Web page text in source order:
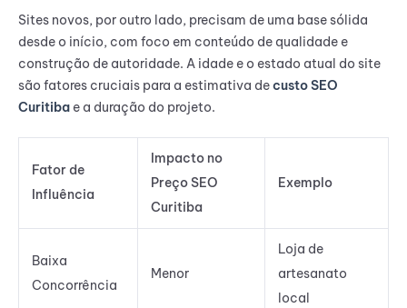
Sites novos, por outro lado, precisam de uma base sólida
desde o início, com foco em conteúdo de qualidade e
construção de autoridade. A idade e o estado atual do site
são fatores cruciais para a estimativa decusto SEO
Curitiba e a duração do projeto.
Fator de
Influência
Impacto no
Preço SEO
Curitiba
Exemplo
Baixa
Concorrência
Menor
Loja de
artesanato
local